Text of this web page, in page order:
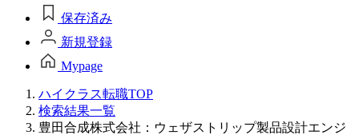
保存済み
新規登録
Mypage
ハイクラス転職TOP
検索結果一覧
豊田合成株式会社：ウェザストリップ製品設計エンジ